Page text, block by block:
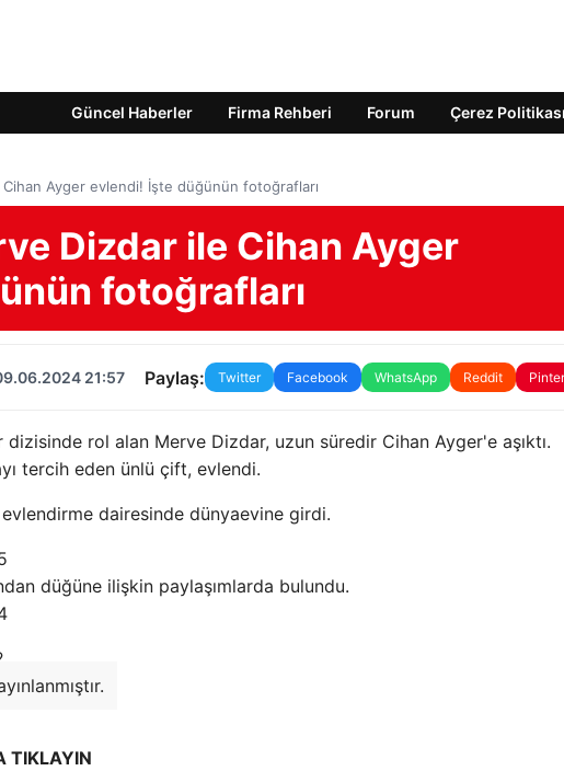
Güncel Haberler Firma Rehberi Forum Çerez Politikası
Ayger evlendi! İşte düğünün fotoğrafları
Dizdar ile Cihan Ayger
fotoğrafları
21:57 Paylaş: Twitter Facebook WhatsApp Reddit
rol alan Merve Dizdar, uzun süredir Cihan Ayger'e aşıktı.
tercih eden ünlü çift, evlendi.
dairesinde dünyaevine girdi.
düğüne ilişkin paylaşımlarda bulundu.
TIKLAYIN